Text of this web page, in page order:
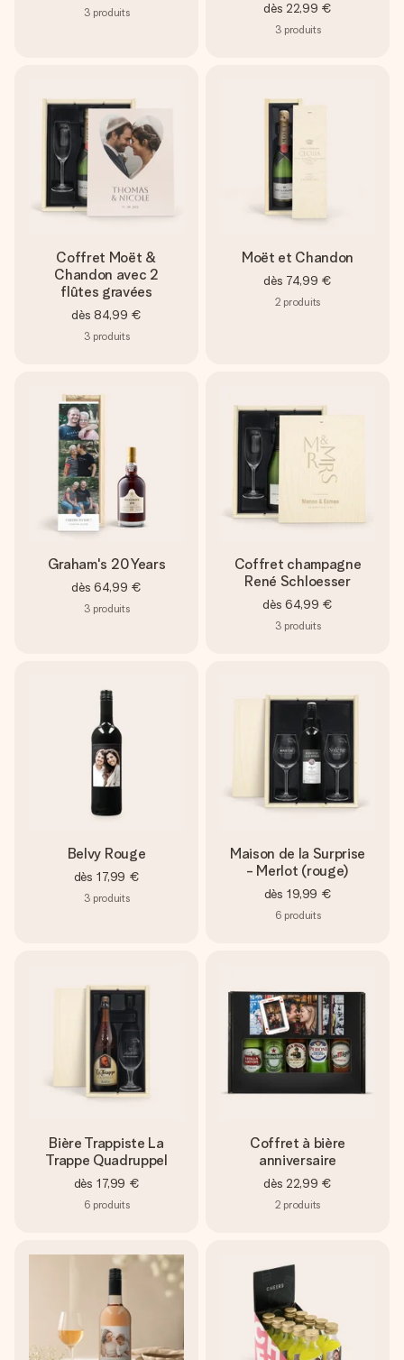
3 produits dès 22,99 €
3 produits
Coffret Moët &
Chandon avec 2
flûtes gravées
dès 84,99 €
3 produits
Moët et Chandon
dès 74,99 €
2 produits
Graham's 20 Years
dès 64,99 €
3 produits
Coffret champagne
René Schloesser
dès 64,99 €
3 produits
Belvy Rouge
dès 17,99 €
3 produits
Maison de la Surprise
- Merlot (rouge)
dès 19,99 €
6 produits
Bière Trappiste La
Trappe Quadruppel
dès 17,99 €
6 produits
Coffret à bière
anniversaire
dès 22,99 €
2 produits